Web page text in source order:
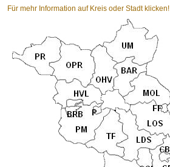
Für mehr Information auf Kreis oder Stadt klicken!